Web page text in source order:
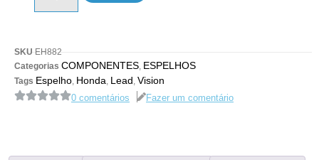
SKU EH882
Categorias COMPONENTES ESPELHOS
Tags Espelho Honda Lead Vision
0 comentários Fazer um comentário